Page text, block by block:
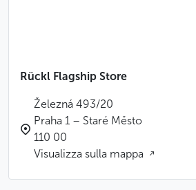
Rückl Flagship Store
Železná 493/20
Praha 1 – Staré Město
110 00
Visualizza sulla mappa